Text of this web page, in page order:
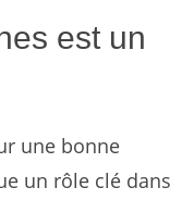
est un
une bonne
un rôle clé dans